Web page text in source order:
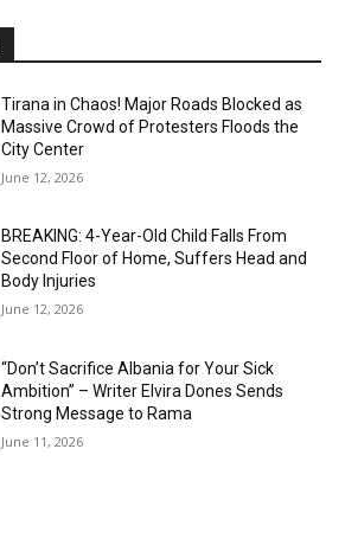
Tirana in Chaos! Major Roads Blocked as
Massive Crowd of Protesters Floods the
City Center
June 12, 2026
BREAKING: 4-Year-Old Child Falls From
Second Floor of Home, Suffers Head and
Body Injuries
June 12, 2026
“Don’t Sacrifice Albania for Your Sick
Ambition” – Writer Elvira Dones Sends
Strong Message to Rama
June 11, 2026